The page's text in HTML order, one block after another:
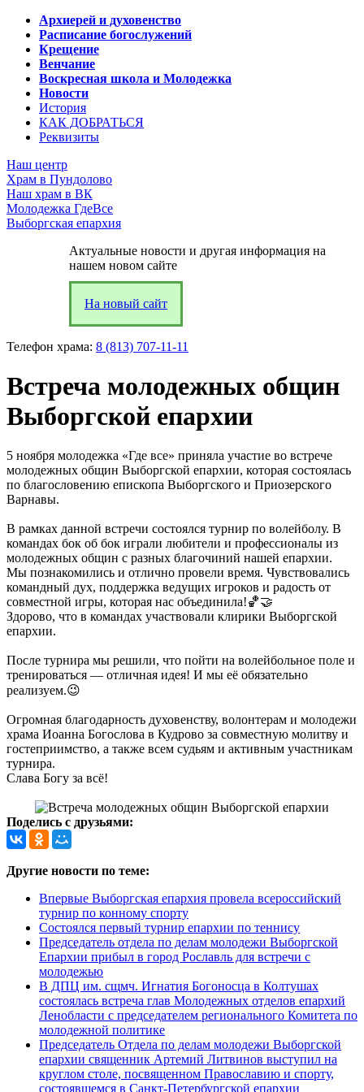
Архиерей и духовенство
Расписание богослужений
Крещение
Венчание
Воскресная школа и Молодежка
Новости
История
КАК ДОБРАТЬСЯ
Реквизиты
Наш центр
Храм в Пундолово
Наш храм в ВК
Молодежка ГдеВсе
Выборгская епархия
Актуальные новости и другая информация на
нашем новом сайте
На новый сайт
Телефон храма: 8 (813) 707-11-11
Встреча молодежных общин
Выборгской епархии
5 ноября молодежка «Где все» приняла участие во встрече
молодежных общин Выборгской епархии, которая состоялась
по благословению епископа Выборгского и Приозерского
Варнавы.
В рамках данной встречи состоялся турнир по волейболу. В
командах бок об бок играли любители и профессионалы из
молодежных общин с разных благочиний нашей епархии.
Мы познакомились и отлично провели время. Чувствовались
командный дух, поддержка ведущих игроков и радость от
совместной игры, которая нас объединила!🏀🤝
Здорово, что в командах участвовали клирики Выборгской
епархии.
После турнира мы решили, что пойти на волейбольное поле и
тренироваться — отличная идея! И мы её обязательно
реализуем.😉
Огромная благодарность духовенству, волонтерам и молодежи
храма Иоанна Богослова в Кудрово за совместную молитву и
гостеприимство, а также всем судьям и активным участникам
турнира.
Слава Богу за всё!
Поделись с друзьями:
Другие новости по теме:
Впервые Выборгская епархия провела всероссийский
турнир по конному спорту
Состоялся первый турнир епархии по теннису
Председатель отдела по делам молодежи Выборгской
Епархии прибыл в город Рославль для встречи с
молодежью
В ДПЦ им. сщмч. Игнатия Богоносца в Колтушах
состоялась встреча глав Молодежных отделов епархий
Ленобласти с председателем регионального Комитета по
молодежной политике
Председатель Отдела по делам молодежи Выборгской
епархии священник Артемий Литвинов выступил на
круглом столе, посвященном Православию и спорту,
состоявшемся в Санкт-Петербургской епархии